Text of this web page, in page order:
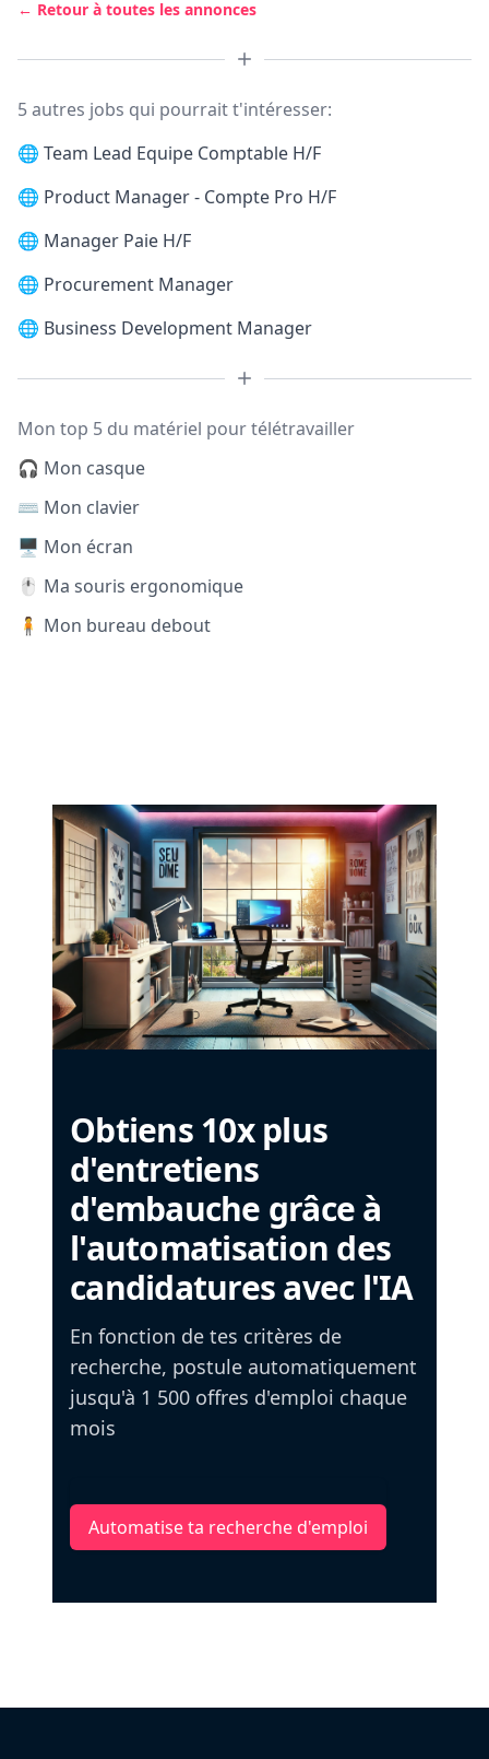
← Retour à toutes les annonces
5 autres jobs qui pourrait t'intéresser:
🌐 Team Lead Equipe Comptable H/F
🌐 Product Manager - Compte Pro H/F
🌐 Manager Paie H/F
🌐 Procurement Manager
🌐 Business Development Manager
Mon top 5 du matériel pour télétravailler
🎧 Mon casque
⌨️ Mon clavier
🖥️ Mon écran
🖱️ Ma souris ergonomique
🧍 Mon bureau debout
Obtiens 10x plus
d'entretiens
d'embauche grâce à
l'automatisation des
candidatures avec l'IA
En fonction de tes critères de
recherche, postule automatiquement
jusqu'à 1 500 offres d'emploi chaque
mois
Automatise ta recherche d'emploi